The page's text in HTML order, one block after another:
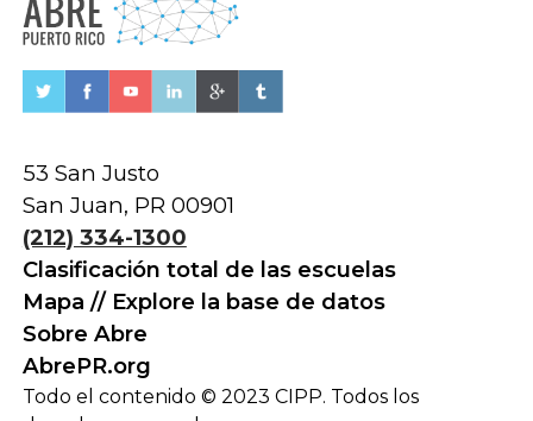
53 San Justo
San Juan, PR 00901
(212) 334-1300
Clasificación total de las escuelas
Mapa // Explore la base de datos
Sobre Abre
AbrePR.org
Todo el contenido © 2023 CIPP. Todos los